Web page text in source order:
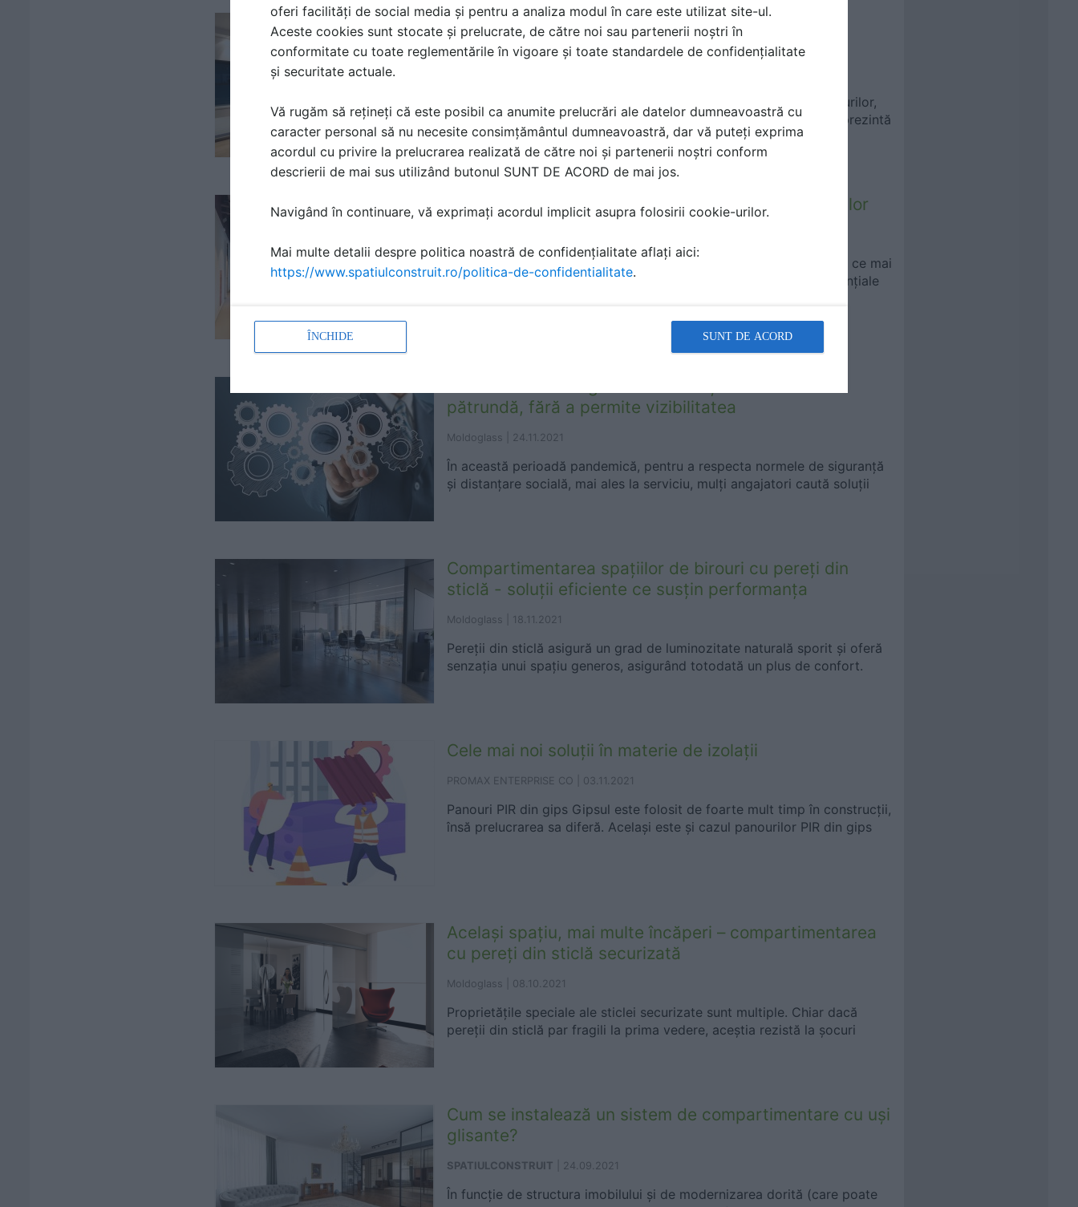
Compartimentarea spațiilor cu pereți din sticlă
securizată
Pentru compartimentarea spațiilor cu destinație deschisă - a birourilor,
spațiilor comerciale sau rezidențiale - o alternativă modernă o reprezintă
Soluții ingenioase pentru compartimentarea birourilor
Compartimentările cu pereți din sticlă, au o aplicabilitate din ce în ce mai
mare atât pentru birouri cât și pentru spații comerciale sau rezidențiale
pătrundă, fără a permite vizibilitatea
Moldoglass | 24.11.2021
În această perioadă pandemică, pentru a respecta normele de siguranță
și distanțare socială, mai ales la serviciu, mulți angajatori caută soluții
Compartimentarea spațiilor de birouri cu pereți din
sticlă - soluții eficiente ce susțin performanța
Moldoglass | 18.11.2021
Pereții din sticlă asigură un grad de luminozitate naturală sporit și oferă
senzația unui spațiu generos, asigurând totodată un plus de confort.
Cele mai noi soluţii în materie de izolații
PROMAX ENTERPRISE CO | 03.11.2021
Panouri PIR din gips Gipsul este folosit de foarte mult timp în construcții,
însă prelucrarea sa diferă. Același este și cazul panourilor PIR din gips
Același spațiu, mai multe încăperi – compartimentarea
cu pereți din sticlă securizată
Moldoglass | 08.10.2021
Proprietățile speciale ale sticlei securizate sunt multiple. Chiar dacă
pereții din sticlă par fragili la prima vedere, aceștia rezistă la șocuri
Cum se instalează un sistem de compartimentare cu uși
glisante?
SPATIULCONSTRUIT 24.09.2021
În funcție de structura imobilului și de modernizarea dorită (care poate
oferi facilități de social media și pentru a analiza modul în care este utilizat site-ul.
Aceste cookies sunt stocate și prelucrate, de către noi sau partenerii noștri în
conformitate cu toate reglementările în vigoare și toate standardele de confidențialitate
și securitate actuale.
Vă rugăm să rețineți că este posibil ca anumite prelucrări ale datelor dumneavoastră cu
caracter personal să nu necesite consimțământul dumneavoastră, dar vă puteți exprima
acordul cu privire la prelucrarea realizată de către noi și partenerii noștri conform
descrierii de mai sus utilizând butonul SUNT DE ACORD de mai jos.
Navigând în continuare, vă exprimați acordul implicit asupra folosirii cookie-urilor.
Mai multe detalii despre politica noastră de confidențialitate aflați aici:
https://www.spatiulconstruit.ro/politica-de-confidentialitate.
ÎNCHIDE SUNT DE ACORD